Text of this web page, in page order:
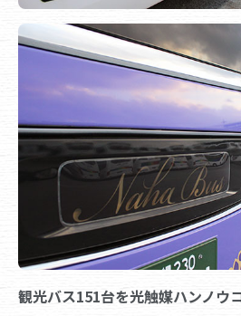
観光バス151台を光触媒ハンノウ